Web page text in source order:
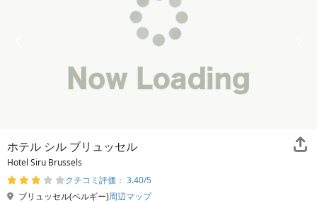
ホテル シル ブリュッセル
Hotel Siru Brussels
クチコミ評価： 3.40/5
ブリュッセル(ベルギー)周辺マップ